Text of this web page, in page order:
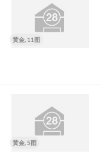
黄金, 11图
黄金, 5图